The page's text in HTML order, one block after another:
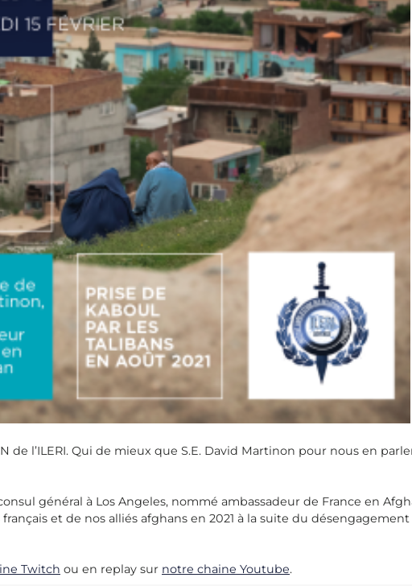
l’ILERI. Qui de mieux que S.E. David Martinon pour nous en
général à Los Angeles, nommé ambassadeur de France en
et de nos alliés afghans en 2021 à la suite du
Twitch ou en replay sur notre chaine Youtube.